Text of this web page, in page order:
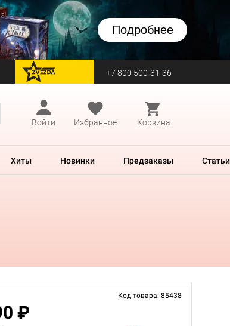
Подробнее
перейти на Zvezda +7 800 500-31-36
Войти
Избранное Корзина
Хиты Новинки Предзаказы Статьи
Код товара: 85438
₽